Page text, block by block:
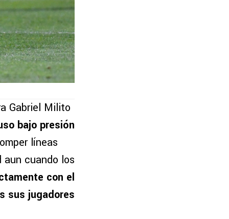
Gabriel Milito
bajo presión
líneas
cuando los
con el
sus jugadores